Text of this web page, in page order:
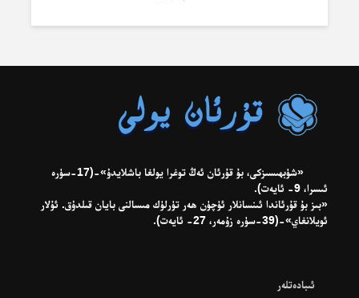
«شۈبھىسىزكى، بۇ قۇرئان ئەڭ توغرا يولغا باشلايدۇ»-(17-سۈرە
ئىسرا، 9- ئايەت).
«بىز بۇ قۇرئاندا ئىنسانلار ئۈچۈن ھەر تۈرلۈك مىسالنى بايان قىلدۇق. ئۇلار
ئويلانغاي»-(39-سۈرە زۇمەر، 27- ئايەت).
ئىبادەتلەر